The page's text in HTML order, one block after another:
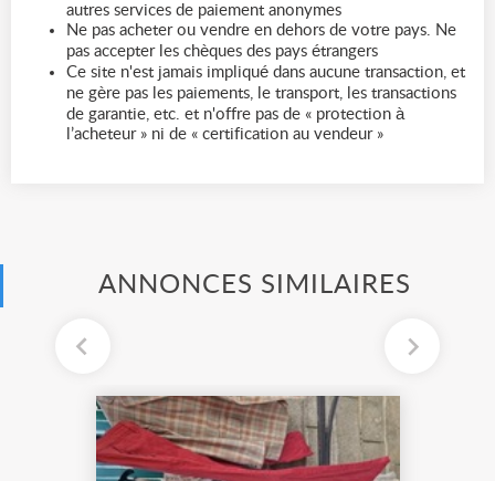
autres services de paiement anonymes
Ne pas acheter ou vendre en dehors de votre pays. Ne
pas accepter les chèques des pays étrangers
Ce site n'est jamais impliqué dans aucune transaction, et
ne gère pas les paiements, le transport, les transactions
de garantie, etc. et n'offre pas de « protection à
l’acheteur » ni de « certification au vendeur »
ANNONCES SIMILAIRES